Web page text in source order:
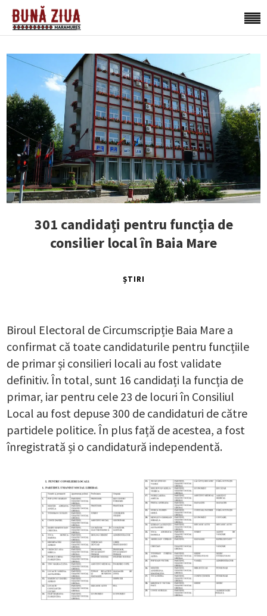
301 candidați pentru funcția de
consilier local în Baia Mare
ȘTIRI
Biroul Electoral de Circumscripție Baia Mare a
confirmat că toate candidaturile pentru funcțiile
de primar și consilieri locali au fost validate
definitiv. În total, sunt 16 candidați la funcția de
primar, iar pentru cele 23 de locuri în Consiliul
Local au fost depuse 300 de candidaturi de către
partidele politice. În plus față de acestea, a fost
înregistrată și o candidatură independentă.